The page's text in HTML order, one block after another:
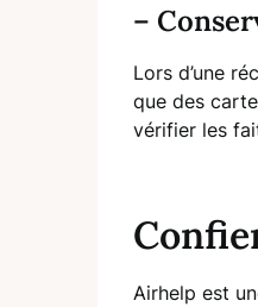
–
Lors d’une
que des
vérifier les
Airhelp est